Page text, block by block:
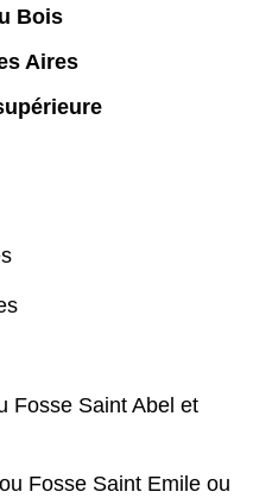
Bois
Aires
Fosse Saint Abel et
Fosse Saint Emile ou